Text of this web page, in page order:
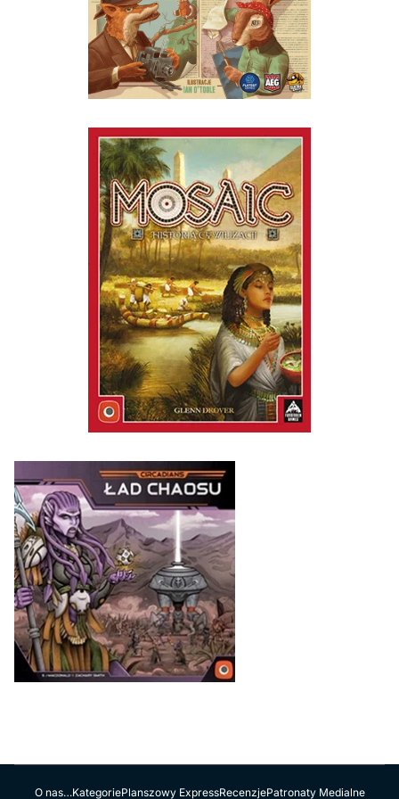
O nas…KategoriePlanszowy ExpressRecenzjePatronaty Medialne